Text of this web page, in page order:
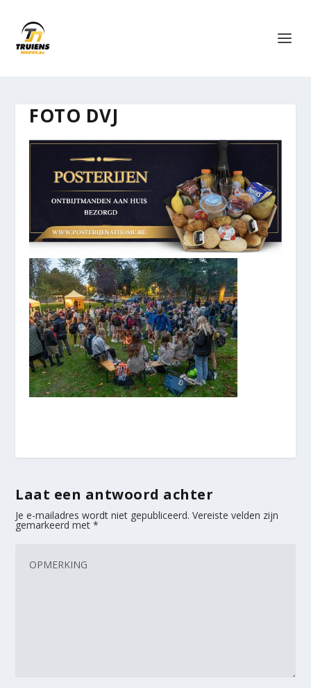
FOTO DVJ
Laat een antwoord achter
Je e-mailadres wordt niet gepubliceerd. Vereiste velden zijn
gemarkeerd met*